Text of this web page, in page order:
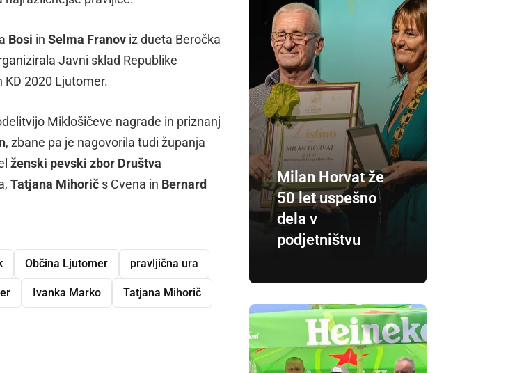
Bosi in Selma Franov iz dueta Beročka
Javni sklad Republike
KD 2020 Ljutomer.
Miklošičeve nagrade in priznanj
, zbane pa je nagovorila tudi županja
ženski pevski zbor Društva
Tatjana Mihorič s Cvena in Bernard
Občina Ljutomer pravljična ura
Ivanka Marko Tatjana Mihorič
Milan Horvat že
50 let uspešno
dela v
podjetništvu